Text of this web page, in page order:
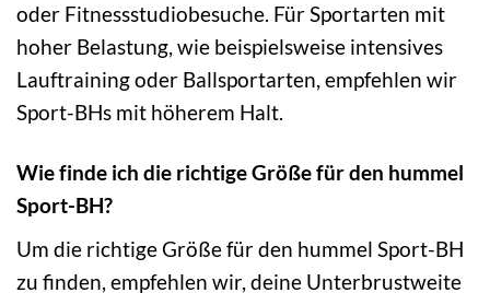
oder Fitnessstudiobesuche. Für Sportarten mit
hoher Belastung, wie beispielsweise intensives
Lauftraining oder Ballsportarten, empfehlen wir
Sport-BHs mit höherem Halt.
Wie finde ich die richtige Größe für den hummel
Sport-BH?
Um die richtige Größe für den hummel Sport-BH
zu finden, empfehlen wir, deine Unterbrustweite